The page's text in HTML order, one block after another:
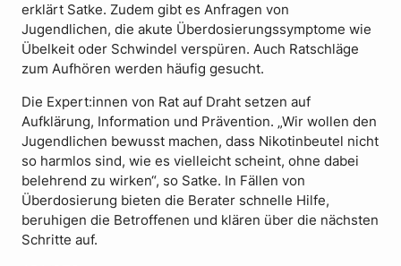
erklärt Satke. Zudem gibt es Anfragen von
Jugendlichen, die akute Überdosierungssymptome wie
Übelkeit oder Schwindel verspüren. Auch Ratschläge
zum Aufhören werden häufig gesucht.
Die Expert:innen von Rat auf Draht setzen auf
Aufklärung, Information und Prävention. „Wir wollen den
Jugendlichen bewusst machen, dass Nikotinbeutel nicht
so harmlos sind, wie es vielleicht scheint, ohne dabei
belehrend zu wirken“, so Satke. In Fällen von
Überdosierung bieten die Berater schnelle Hilfe,
beruhigen die Betroffenen und klären über die nächsten
Schritte auf.